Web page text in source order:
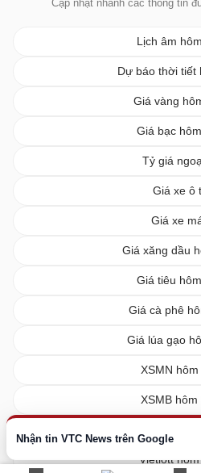
Nhận tin VTC News trên Google
Cập nhật nhanh các thông tin
Lịch âm
Dự báo thời tiết
Giá vàng
Giá bạc
Tỷ giá
Giá xe ô
Giá xe
Giá xăng dầu
Giá tiêu
Giá cà phê
Giá lúa gạo
XSMN hôm
XSMB hôm
Vietlott